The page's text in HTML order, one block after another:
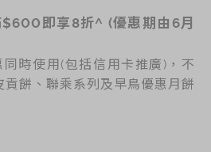
禮品
餅食｜香港
加入奇華
$600即享8折^ (優惠期由6月
時使用(包括信用卡推廣)，不
餅、聯乘系列及早鳥優惠月餅